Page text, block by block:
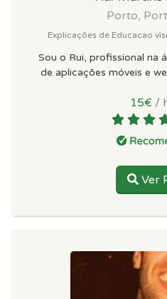
Porto,
Explicações de Educacao
Sou o Rui, profissional na
de aplicações móveis e
15€ /
Ver